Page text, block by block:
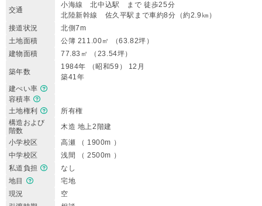
交通
小海線 北中込駅 まで 徒歩25分
北陸新幹線 佐久平駅まで車約8分（約2.9㎞）
接道状況
北側7m
土地面積
公簿 211.00㎡ （63.82坪）
建物面積
77.83㎡ （23.54坪）
築年数
1984年 （昭和59） 12月
築41年
建ぺい率
容積率
土地権利
所有権
構造および
階数
木造 地上2階建
小学校区
高瀬 （ 1900m ）
中学校区
浅間 （ 2500m ）
私道負担
なし
地目
宅地
現況
空